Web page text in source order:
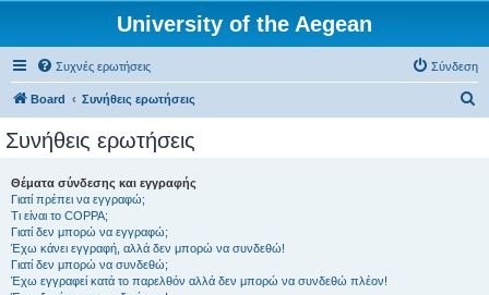
University of the Aegean
Συχνές ερωτήσεις Σύνδεση
Board Συνήθεις ερωτήσεις
Συνήθεις ερωτήσεις
Θέματα σύνδεσης και εγγραφής
Γιατί πρέπει να εγγραφώ;
Τι είναι το COPPA;
Γιατί δεν μπορώ να εγγραφώ;
Έχω κάνει εγγραφή, αλλά δεν μπορώ να συνδεθώ!
Γιατί δεν μπορώ να συνδεθώ;
Έχω εγγραφεί κατά το παρελθόν αλλά δεν μπορώ να συνδεθώ πλέον!